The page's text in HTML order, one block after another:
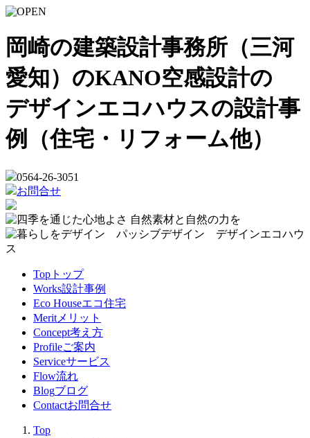
岡崎の建築設計事務所（三河
愛知）のKANO空感設計の
デザインエコハウスの設計事
例（住宅・リフォーム他）
0564-26-3051
お問合せ
Top トップ
Works設計事例
Eco Houseエコ住宅
Merit メリット
Concept考え方
Profileご案内
Serviceサービス
Flow流れ
Blogブログ
Contactお問合せ
Top